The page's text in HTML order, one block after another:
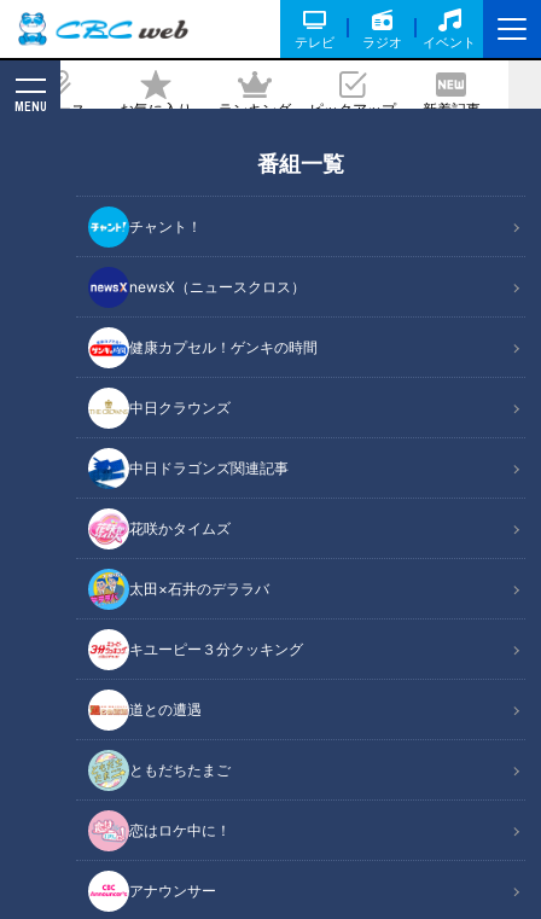
テレビ ラジオ イベント
ニュース お気に入り ランキング ピックアップ 新着記事
MENU
番組一覧
チャント！
newsX（ニュースクロス）
健康カプセル！ゲンキの時間
中日クラウンズ
中日ドラゴンズ関連記事
花咲かタイムズ
太田×石井のデララバ
キユーピー３分クッキング
道との遭遇
ともだちたまご
恋はロケ中に！
アナウンサー
シェフ直伝 ミックスパエリャの作り方
記事に戻る
誰でも簡単に本場の味！志摩スペイン村シェフ直伝 ミックスパエリャ
この記事の画像